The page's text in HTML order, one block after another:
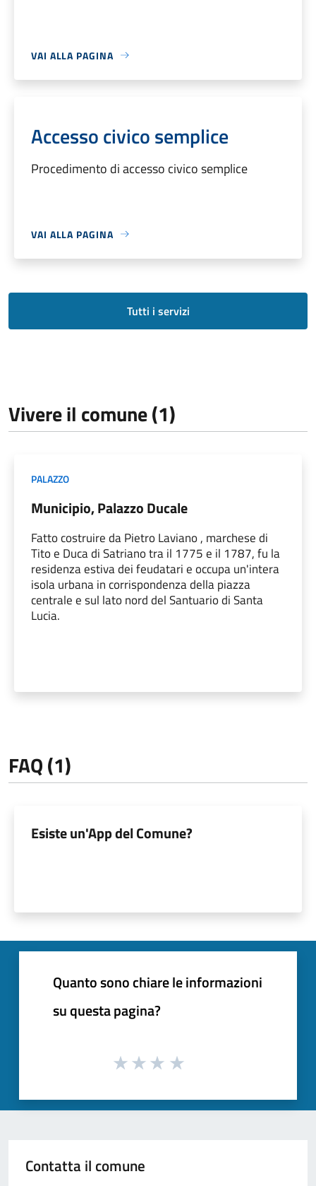
VAI ALLA PAGINA
Accesso civico semplice
Procedimento di accesso civico semplice
VAI ALLA PAGINA
Tutti i servizi
Vivere il comune (1)
PALAZZO
Municipio, Palazzo Ducale
Fatto costruire da Pietro Laviano , marchese di
Tito e Duca di Satriano tra il 1775 e il 1787, fu la
residenza estiva dei feudatari e occupa un'intera
isola urbana in corrispondenza della piazza
centrale e sul lato nord del Santuario di Santa
Lucia.
FAQ (1)
Esiste un'App del Comune?
Quanto sono chiare le informazioni
su questa pagina?
Contatta il comune